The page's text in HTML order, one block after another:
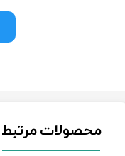
محصولات مرتبط